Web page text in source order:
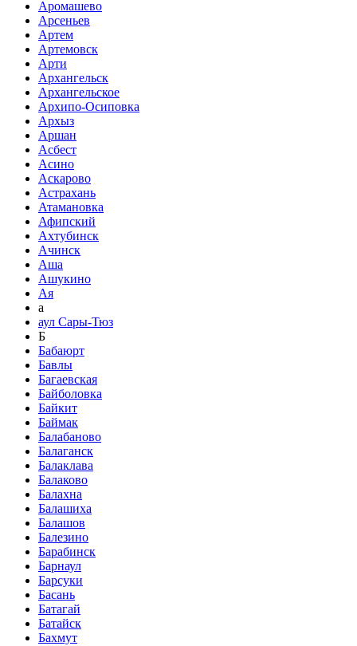
Аромашево
Арсеньев
Артем
Артемовск
Арти
Архангельск
Архангельское
Архипо-Осиповка
Архыз
Аршан
Асбест
Асино
Аскарово
Астрахань
Атамановка
Афипский
Ахтубинск
Ачинск
Аша
Ашукино
Ая
а
аул Сары-Тюз
Б
Бабаюрт
Бавлы
Багаевская
Байболовка
Байкит
Баймак
Балабаново
Балаганск
Балаклава
Балаково
Балахна
Балашиха
Балашов
Балезино
Барабинск
Барнаул
Барсуки
Басань
Батагай
Батайск
Бахмут